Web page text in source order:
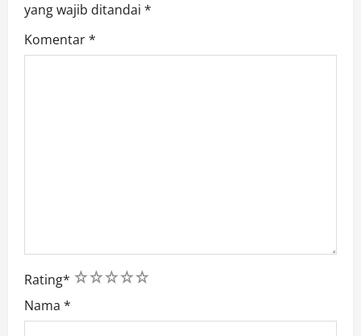
yang wajib ditandai *
Komentar*
Rating* 5
4
3
2
1
Nama *